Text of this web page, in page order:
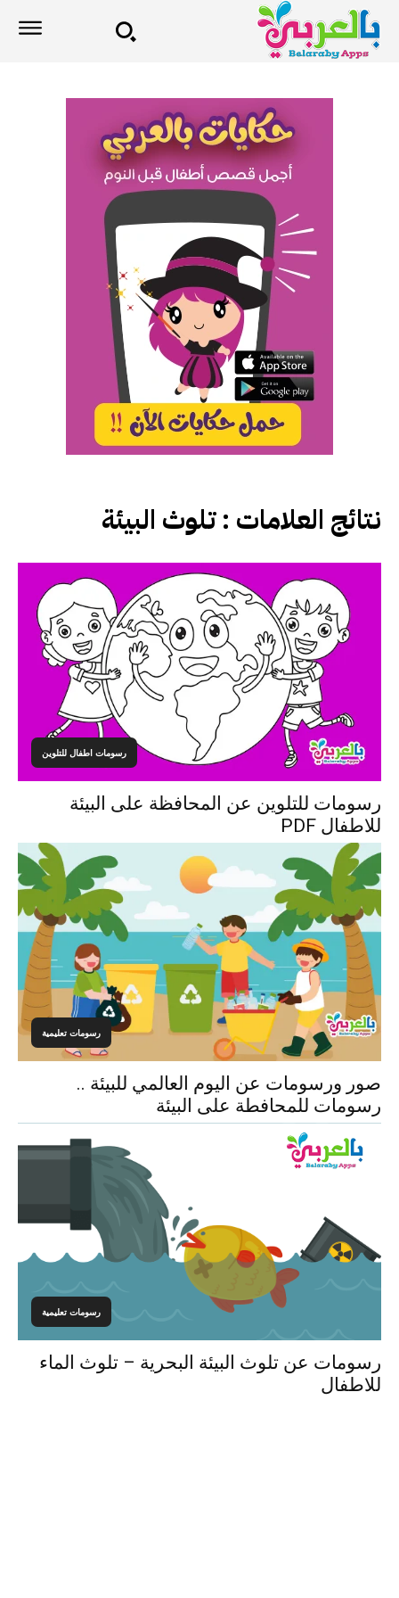
نتائج العلامات :تلوث البيئة
رسومات اطفال للتلوين
رسومات للتلوين عن المحافظة على البيئة
للاطفال PDF
رسومات تعليمية
صور ورسومات عن اليوم العالمي للبيئة ..
رسومات للمحافطة على البيئة
رسومات تعليمية
رسومات عن تلوث البيئة البحرية – تلوث الماء
للاطفال